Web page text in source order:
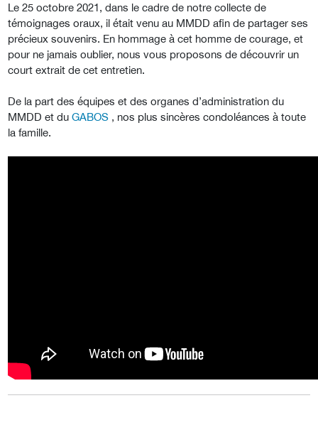
Le 25 octobre 2021, dans le cadre de notre collecte de
témoignages oraux, il était venu au MMDD afin de partager ses
précieux souvenirs. En hommage à cet homme de courage, et
pour ne jamais oublier, nous vous proposons de découvrir un
court extrait de cet entretien.
De la part des équipes et des organes d’administration du
MMDD et du GABOS , nos plus sincères condoléances à toute
la famille.